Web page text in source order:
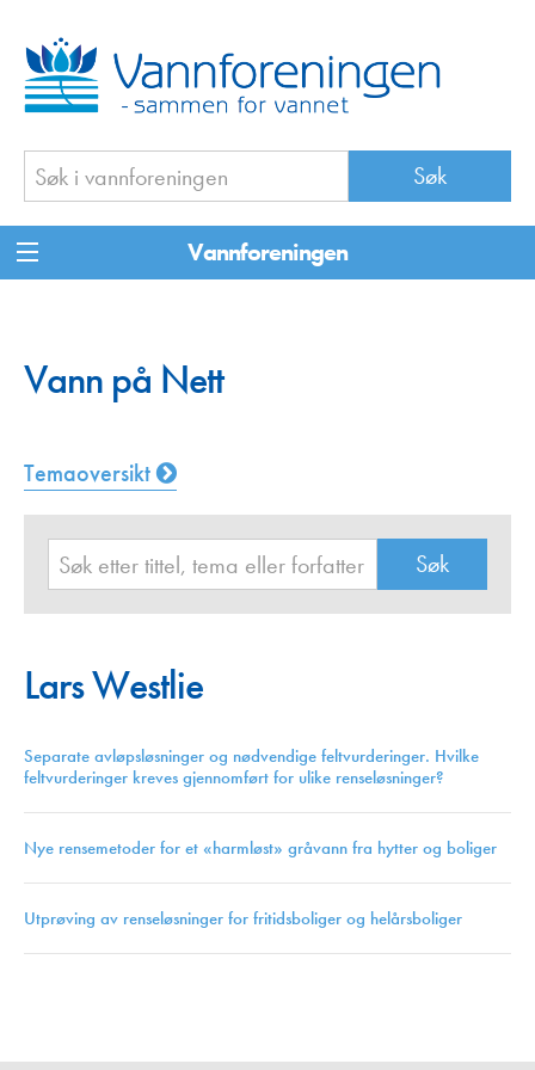
Vannforeningen
Vann på Nett
Temaoversikt
Lars Westlie
Separate avløpsløsninger og nødvendige feltvurderinger. Hvilke
feltvurderinger kreves gjennomført for ulike renseløsninger?
Nye rensemetoder for et «harmløst» gråvann fra hytter og boliger
Utprøving av renseløsninger for fritidsboliger og helårsboliger